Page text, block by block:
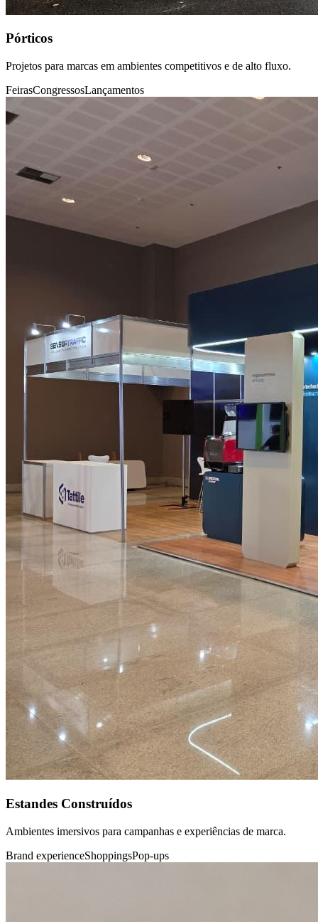
Pórticos
Projetos para marcas em ambientes competitivos e de alto fluxo.
FeirasCongressosLançamentos
Estandes Construídos
Ambientes imersivos para campanhas e experiências de marca.
Brand experienceShoppingsPop-ups